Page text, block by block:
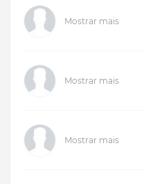
Mostrar mais
Mostrar mais
Mostrar mais